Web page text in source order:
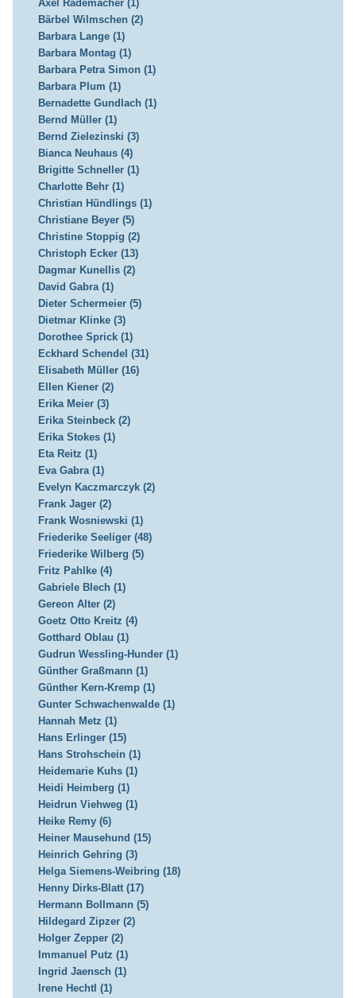
Axel Rademacher (1)
Bärbel Wilmschen (2)
Barbara Lange (1)
Barbara Montag (1)
Barbara Petra Simon (1)
Barbara Plum (1)
Bernadette Gundlach (1)
Bernd Müller (1)
Bernd Zielezinski (3)
Bianca Neuhaus (4)
Brigitte Schneller (1)
Charlotte Behr (1)
Christian Hündlings (1)
Christiane Beyer (5)
Christine Stoppig (2)
Christoph Ecker (13)
Dagmar Kunellis (2)
David Gabra (1)
Dieter Schermeier (5)
Dietmar Klinke (3)
Dorothee Sprick (1)
Eckhard Schendel (31)
Elisabeth Müller (16)
Ellen Kiener (2)
Erika Meier (3)
Erika Steinbeck (2)
Erika Stokes (1)
Eta Reitz (1)
Eva Gabra (1)
Evelyn Kaczmarczyk (2)
Frank Jager (2)
Frank Wosniewski (1)
Friederike Seeliger (48)
Friederike Wilberg (5)
Fritz Pahlke (4)
Gabriele Blech (1)
Gereon Alter (2)
Goetz Otto Kreitz (4)
Gotthard Oblau (1)
Gudrun Wessling-Hunder (1)
Günther Graßmann (1)
Günther Kern-Kremp (1)
Gunter Schwachenwalde (1)
Hannah Metz (1)
Hans Erlinger (15)
Hans Strohschein (1)
Heidemarie Kuhs (1)
Heidi Heimberg (1)
Heidrun Viehweg (1)
Heike Remy (6)
Heiner Mausehund (15)
Heinrich Gehring (3)
Helga Siemens-Weibring (18)
Henny Dirks-Blatt (17)
Hermann Bollmann (5)
Hildegard Zipzer (2)
Holger Zepper (2)
Immanuel Putz (1)
Ingrid Jaensch (1)
Irene Hechtl (1)